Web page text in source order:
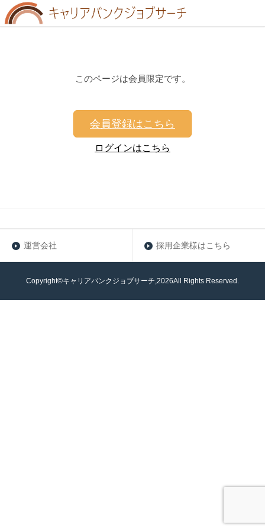
このページは会員限定です。
会員登録はこちら
ログインはこちら
運営会社 採用企業様はこちら
Copyright©キャリアバンクジョブサーチ,2026All Rights Reserved.